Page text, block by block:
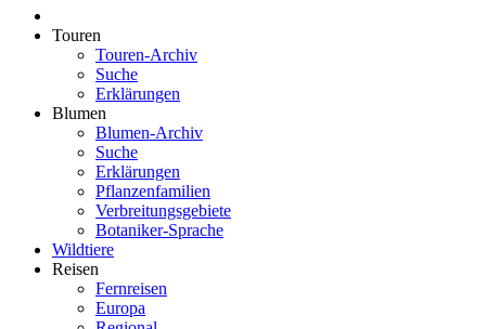
Touren
Touren-Archiv
Suche
Erklärungen
Blumen
Blumen-Archiv
Suche
Erklärungen
Pflanzenfamilien
Verbreitungsgebiete
Botaniker-Sprache
Wildtiere
Reisen
Fernreisen
Europa